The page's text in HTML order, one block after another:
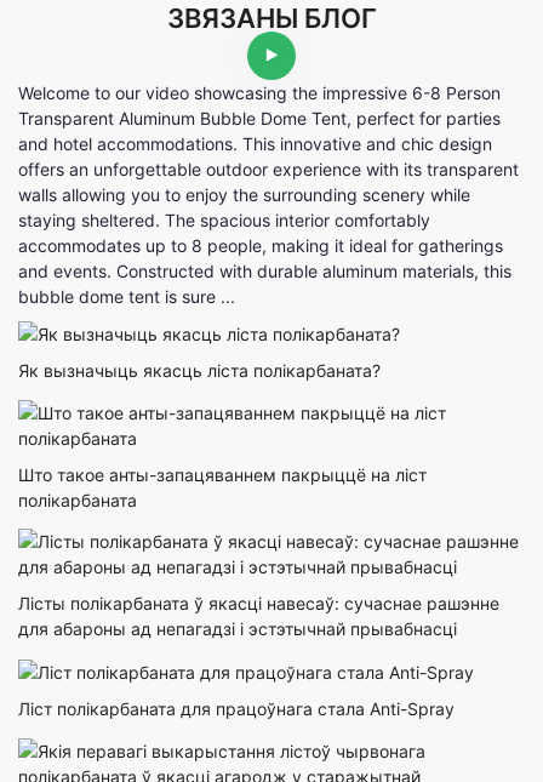
ЗВЯЗАНЫ БЛОГ
Welcome to our video showcasing the impressive 6-8 Person
Transparent Aluminum Bubble Dome Tent, perfect for parties
and hotel accommodations. This innovative and chic design
offers an unforgettable outdoor experience with its transparent
walls allowing you to enjoy the surrounding scenery while
staying sheltered. The spacious interior comfortably
accommodates up to 8 people, making it ideal for gatherings
and events. Constructed with durable aluminum materials, this
bubble dome tent is sure ...
Як вызначыць якасць ліста полікарбаната?
Што такое анты-запацяваннем пакрыццё на ліст
полікарбаната
Лісты полікарбаната ў якасці навесаў: сучаснае рашэнне
для абароны ад непагадзі і эстэтычнай прывабнасці
Ліст полікарбаната для працоўнага стала Anti-Spray